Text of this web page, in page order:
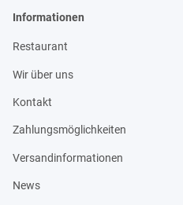
Informationen
Restaurant
Wir über uns
Kontakt
Zahlungsmöglichkeiten
Versandinformationen
News